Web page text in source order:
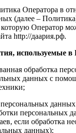
Оператора в
(далее –
Оператор
http://даария.рф.
используемые в
обработка
данных с
персональных
если обработка
данных);